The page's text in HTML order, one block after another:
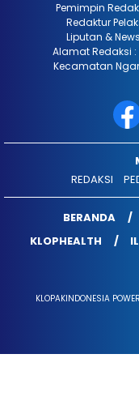
Pemimpin
Redaktur
Liputan &
Alamat Redaksi
Kecamatan
REDAKSI
BERANDA
KLOPHEALTH
KLOPAKINDONESIA